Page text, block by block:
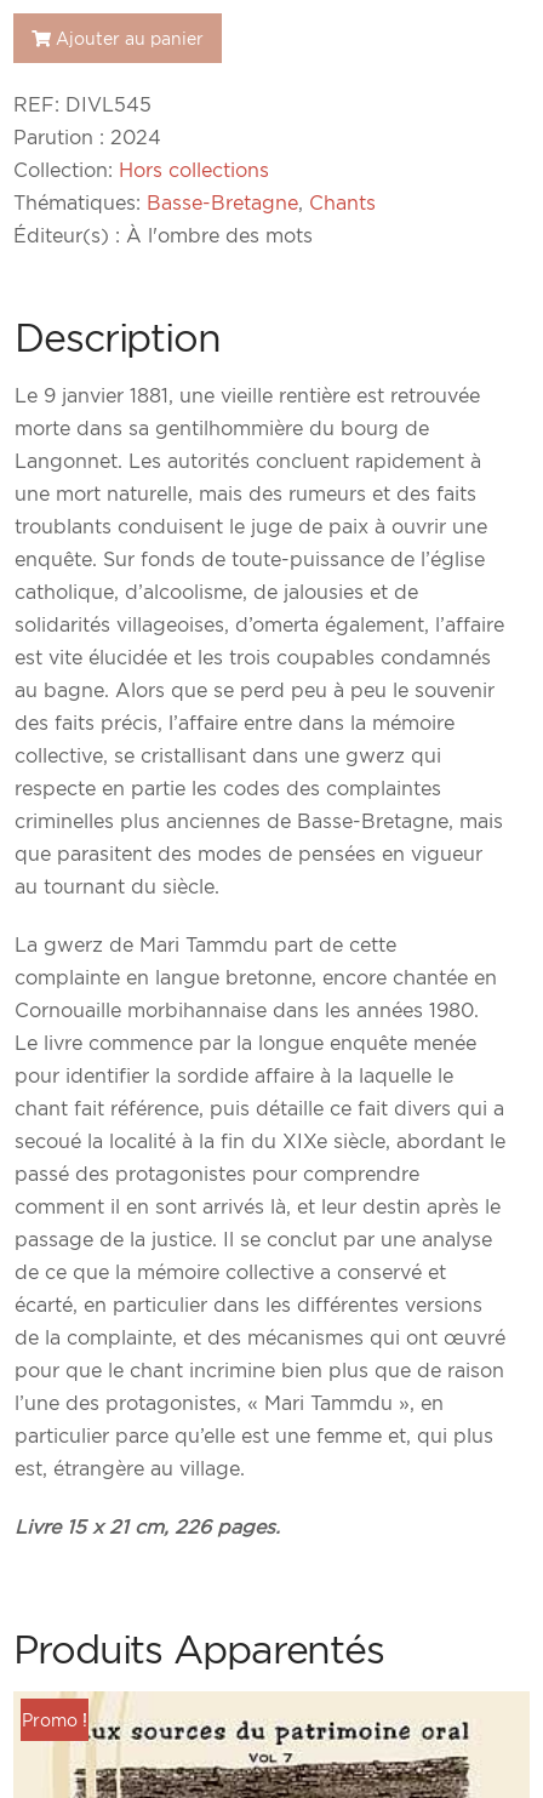
Olivier
:
La
gwerz
de
Mari
Ajouter au panier
REF: DIVL545
Parution : 2024
Collection: Hors collections
Thématiques: Basse-Bretagne, Chants
Éditeur(s) : À l'ombre des mots
Description
Le 9 janvier 1881, une vieille rentière est retrouvée
morte dans sa gentilhommière du bourg de
Langonnet. Les autorités concluent rapidement à
une mort naturelle, mais des rumeurs et des faits
troublants conduisent le juge de paix à ouvrir une
enquête. Sur fonds de toute-puissance de l’église
catholique, d’alcoolisme, de jalousies et de
solidarités villageoises, d’omerta également, l’affaire
est vite élucidée et les trois coupables condamnés
au bagne. Alors que se perd peu à peu le souvenir
des faits précis, l’affaire entre dans la mémoire
collective, se cristallisant dans une gwerz qui
respecte en partie les codes des complaintes
criminelles plus anciennes de Basse-Bretagne, mais
que parasitent des modes de pensées en vigueur
au tournant du siècle.
La gwerz de Mari Tammdu part de cette
complainte en langue bretonne, encore chantée en
Cornouaille morbihannaise dans les années 1980.
Le livre commence par la longue enquête menée
pour identifier la sordide affaire à la laquelle le
chant fait référence, puis détaille ce fait divers qui a
secoué la localité à la fin du XIXe siècle, abordant le
passé des protagonistes pour comprendre
comment il en sont arrivés là, et leur destin après le
passage de la justice. Il se conclut par une analyse
de ce que la mémoire collective a conservé et
écarté, en particulier dans les différentes versions
de la complainte, et des mécanismes qui ont œuvré
pour que le chant incrimine bien plus que de raison
l’une des protagonistes, « Mari Tammdu », en
particulier parce qu’elle est une femme et, qui plus
est, étrangère au village.
Livre 15 x 21 cm, 226 pages.
Produits Apparentés
Promo !